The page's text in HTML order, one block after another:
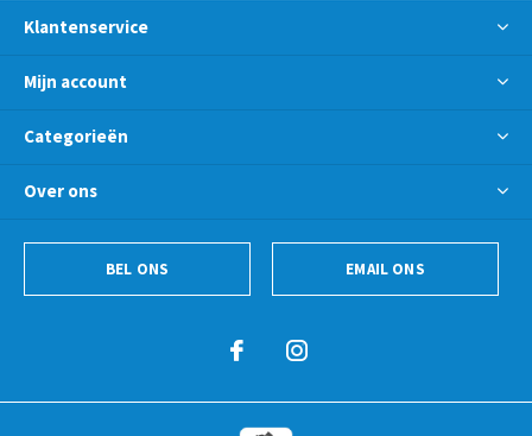
Klantenservice
Mijn account
Categorieën
Over ons
BEL ONS EMAIL ONS